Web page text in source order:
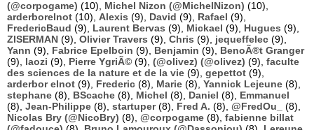
(@corpogame) (10), Michel Nizon (@MichelNizon) (10),
arderborelnot (10), Alexis (9), David (9), Rafael (9),
FredericBaud (9), Laurent Bervas (9), Mickael (9), Hugues (9),
ZISERMAN (9), Olivier Travers (9), Chris (9), jequeffelec (9),
Yann (9), Fabrice Epelboin (9), Benjamin (9), BenoÃ®t Granger
(9), laozi (9), Pierre YgriÃ© (9), (@olivez) (@olivez) (9), faculte
des sciences de la nature et de la vie (9), gepettot (9),
arderbor elnot (9), Frederic (8), Marie (8), Yannick Lejeune (8),
stephane (8), BScache (8), Michel (8), Daniel (8), Emmanuel
(8), Jean-Philippe (8), startuper(8), Fred A. (8), @FredOu_
(8),
Nicolas Bry (@NicoBry) (8), @corpogame (8), fabienne billat